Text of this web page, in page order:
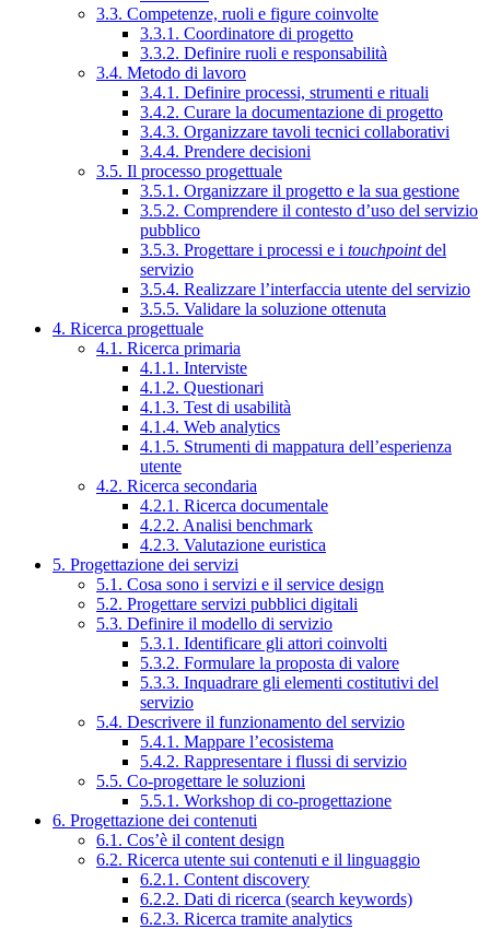
3.3. Competenze, ruoli e figure coinvolte
3.3.1. Coordinatore di progetto
3.3.2. Definire ruoli e responsabilità
3.4. Metodo di lavoro
3.4.1. Definire processi, strumenti e rituali
3.4.2. Curare la documentazione di progetto
3.4.3. Organizzare tavoli tecnici collaborativi
3.4.4. Prendere decisioni
3.5. Il processo progettuale
3.5.1. Organizzare il progetto e la sua gestione
3.5.2. Comprendere il contesto d’uso del servizio
pubblico
3.5.3. Progettare i processi e i touchpointdel
servizio
3.5.4. Realizzare l’interfaccia utente del servizio
3.5.5. Validare la soluzione ottenuta
4. Ricerca progettuale
4.1. Ricerca primaria
4.1.1. Interviste
4.1.2. Questionari
4.1.3. Test di usabilità
4.1.4. Web analytics
4.1.5. Strumenti di mappatura dell’esperienza
utente
4.2. Ricerca secondaria
4.2.1. Ricerca documentale
4.2.2. Analisi benchmark
4.2.3. Valutazione euristica
5. Progettazione dei servizi
5.1. Cosa sono i servizi e il service design
5.2. Progettare servizi pubblici digitali
5.3. Definire il modello di servizio
5.3.1. Identificare gli attori coinvolti
5.3.2. Formulare la proposta di valore
5.3.3. Inquadrare gli elementi costitutivi del
servizio
5.4. Descrivere il funzionamento del servizio
5.4.1. Mappare l’ecosistema
5.4.2. Rappresentare i flussi di servizio
5.5. Co-progettare le soluzioni
5.5.1. Workshop di co-progettazione
6. Progettazione dei contenuti
6.1. Cos’è il content design
6.2. Ricerca utente sui contenuti e il linguaggio
6.2.1. Content discovery
6.2.2. Dati di ricerca (search keywords)
6.2.3. Ricerca tramite analytics